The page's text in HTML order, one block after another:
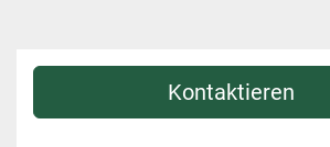
Kontaktieren